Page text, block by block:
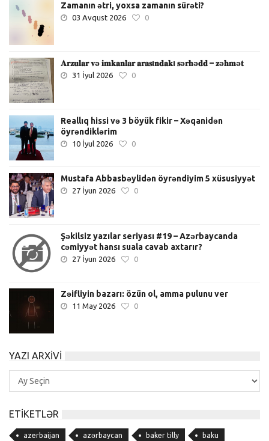
Zamanın ətri, yoxsa zamanın sürəti?
03 Avqust 2026 0
𝐀𝐫𝐳𝐮𝐥𝐚𝐫 𝐯ə 𝐢𝐦𝐤𝐚𝐧𝐥𝐚𝐫 𝐚𝐫𝐚𝐬ı𝐧𝐝𝐚𝐤ı 𝐬ə𝐫𝐡ə𝐝𝐝 – 𝐳ə𝐡𝐦ə𝐭
31 İyul 2026 0
Reallıq hissi və 3 böyük fikir – Xəqanidən
öyrəndiklərim
10 İyul 2026 0
Mustafa Abbasbəylidən öyrəndiyim 5 xüsusiyyət
27 İyun 2026 0
Şəkilsiz yazılar seriyası #19 – Azərbaycanda
cəmiyyət hansı suala cavab axtarır?
27 İyun 2026 0
Zəifliyin bazarı: özün ol, amma pulunu ver
11 May 2026 0
YAZI ARXIVI
Yazı
Arxivi
ETIKETLƏR
azerbaijan azərbaycan baker tilly baku